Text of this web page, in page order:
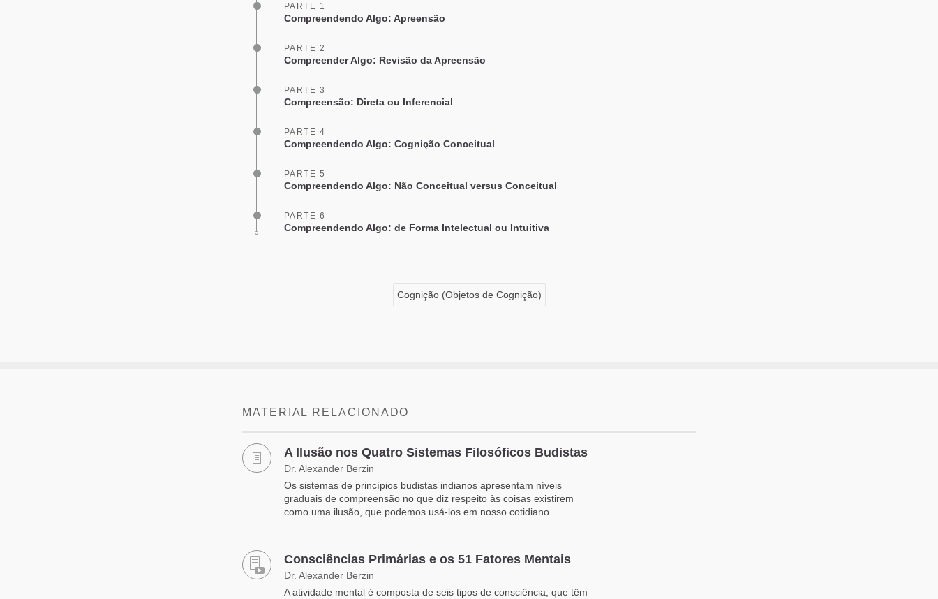
PARTE 1
Compreendendo Algo: Apreensão
PARTE 2
Compreender Algo: Revisão da Apreensão
PARTE 3
Compreensão: Direta ou Inferencial
PARTE 4
Compreendendo Algo: Cognição Conceitual
PARTE 5
Compreendendo Algo: Não Conceitual versus Conceitual
PARTE 6
Compreendendo Algo: de Forma Intelectual ou Intuitiva
Cognição (Objetos de Cognição)
MATERIAL RELACIONADO
A Ilusão nos Quatro Sistemas Filosóficos Budistas
Dr. Alexander Berzin
Os sistemas de princípios budistas indianos apresentam níveis
graduais de compreensão no que diz respeito às coisas existirem
como uma ilusão, que podemos usá-los em nosso cotidiano
Consciências Primárias e os 51 Fatores Mentais
Dr. Alexander Berzin
A atividade mental é composta de seis tipos de consciência, que têm